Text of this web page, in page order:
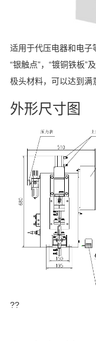
适用于代压电器和电子
“银触点”，“镀铜铁板”
极头材料，可以达到满
外形尺寸图
??